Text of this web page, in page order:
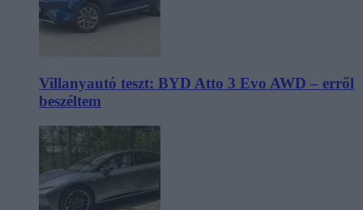
Villanyautó teszt: BYD Atto 3 Evo AWD – erről
beszéltem